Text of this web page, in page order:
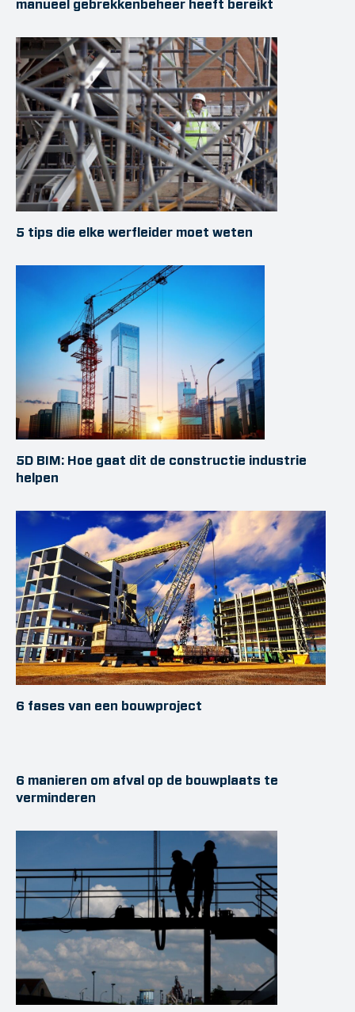
manueel gebrekkenbeheer heeft bereikt
5 tips die elke werfleider moet weten
5D BIM: Hoe gaat dit de constructie industrie
helpen
6 fases van een bouwproject
6 manieren om afval op de bouwplaats te
verminderen